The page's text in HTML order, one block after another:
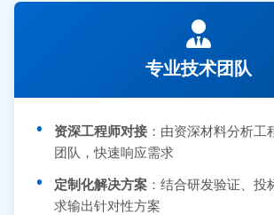
专业技术团队
资深工程师对接 ：由资深材料分析工
团队，快速响应需求
定制化解决方案 ：结合研发验证、
求输出针对性方案